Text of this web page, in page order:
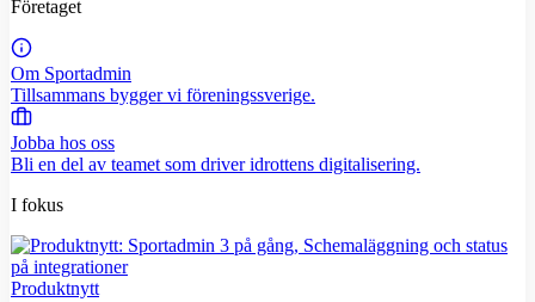
Företaget
Om Sportadmin
Tillsammans bygger vi föreningssverige.
Jobba hos oss
Bli en del av teamet som driver idrottens digitalisering.
I fokus
Produktnytt